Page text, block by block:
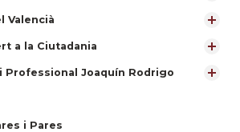
Valencià
a la Ciutadania
Professional Joaquín Rodrigo
i Pares